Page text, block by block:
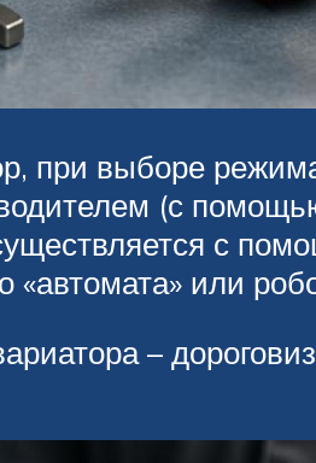
при выборе
(с
с
«автомата» или
–